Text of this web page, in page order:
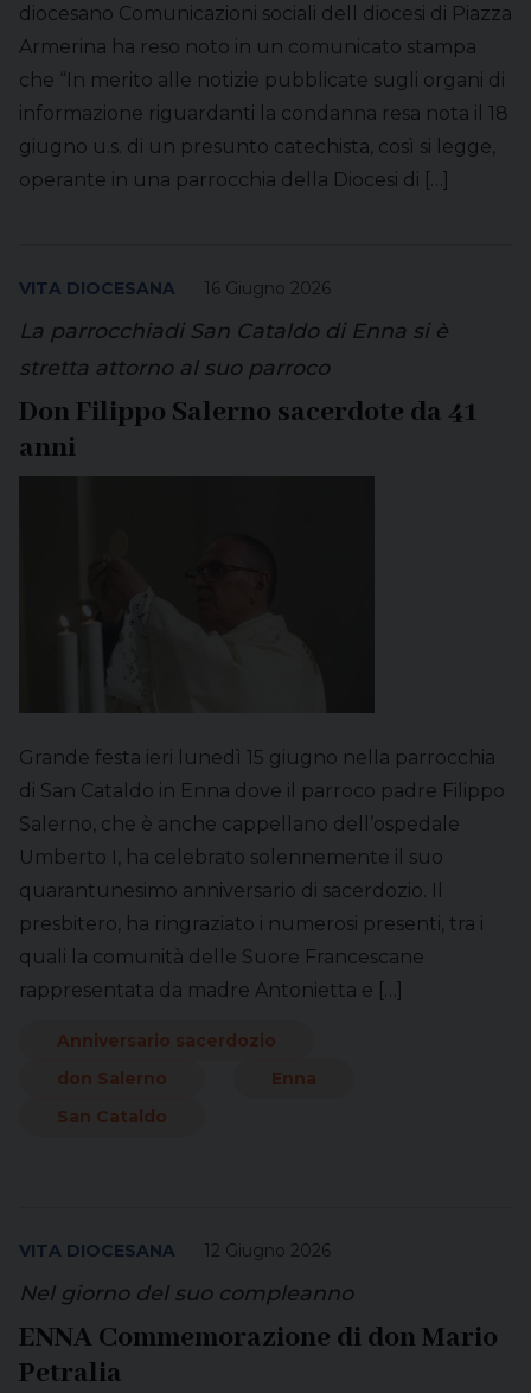
diocesano Comunicazioni sociali dell diocesi di Piazza
Armerina ha reso noto in un comunicato stampa
che “In merito alle notizie pubblicate sugli organi di
informazione riguardanti la condanna resa nota il 18
giugno u.s. di un presunto catechista, così si legge,
operante in una parrocchia della Diocesi di […]
16 Giugno 2026
VITA DIOCESANA
La parrocchiadi San Cataldo di Enna si è
stretta attorno al suo parroco
Don Filippo Salerno sacerdote da 41
anni
Grande festa ieri lunedì 15 giugno nella parrocchia
di San Cataldo in Enna dove il parroco padre Filippo
Salerno, che è anche cappellano dell’ospedale
Umberto I, ha celebrato solennemente il suo
quarantunesimo anniversario di sacerdozio. Il
presbitero, ha ringraziato i numerosi presenti, tra i
quali la comunità delle Suore Francescane
rappresentata da madre Antonietta e […]
Anniversario sacerdozio
don Salerno
Enna
San Cataldo
12 Giugno 2026
VITA DIOCESANA
Nel giorno del suo compleanno
ENNA Commemorazione di don Mario
Petralia